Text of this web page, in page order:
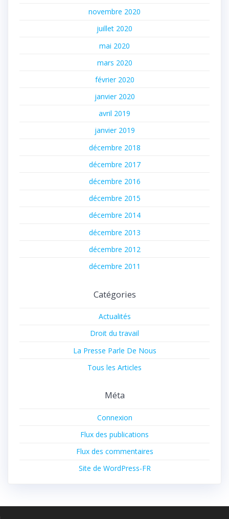
novembre 2020
juillet 2020
mai 2020
mars 2020
février 2020
janvier 2020
avril 2019
janvier 2019
décembre 2018
décembre 2017
décembre 2016
décembre 2015
décembre 2014
décembre 2013
décembre 2012
décembre 2011
Catégories
Actualités
Droit du travail
La Presse Parle De Nous
Tous les Articles
Méta
Connexion
Flux des publications
Flux des commentaires
Site de WordPress-FR